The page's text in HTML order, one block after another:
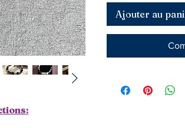
Ajouter au